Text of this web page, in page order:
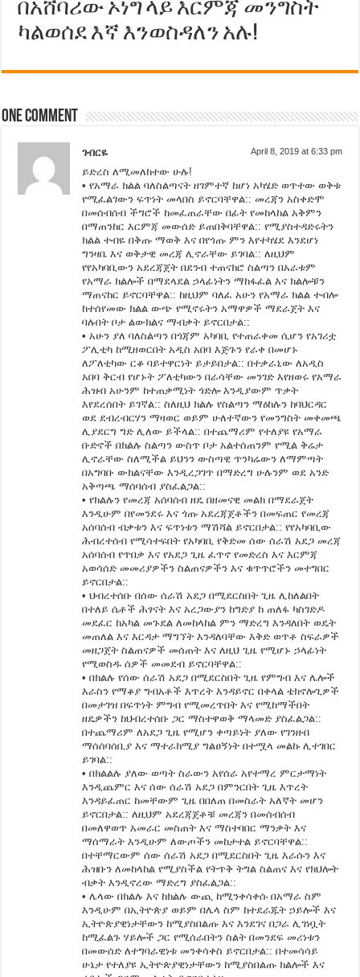
በአሸባሪው ኦነግ ላይ እርምጃ መንግስት
ካልወሰደ እኛ እንወስዳለን አሉ!
One comment
ገብርዬ April 8, 2019 at 6:33 pm
ይድረስ ለሚመለከተው ሁሉ!
• የአማራ ክልል ባለስልጣናት ዘገምተኛ ከሆነ አካሄድ ወጥተው ወቅቱ
የሚፈልገውን ፍጥነት መላበስ ይኖርባቸዋል:: መረጃን አስቀድሞ
በመሰብሰብ ችግሮች ከመፈጠራቸው በፊት የመከላከል አቅምን
በማጠንከር እርምጃ መውሰድ ይጠበቅባቸዋል:: የሚያስተዳድሩትን
ክልል ተብዬ በቅጡ ማወቅ እና በየጎጡ ምን እየተካሄደ እንደሆነ
ግንዛቤ እና ወቅታዊ መረጃ ሊኖራቸው ይገባል:: ለዚህም
የየአካባቢውን አደረጃጀት በደንብ ተጠናክሮ ስልጣን በአራቱም
የአማራ ክልሎች በማደላደል ኃላፊነትን ማከፋፈል እና ክልሎቹን
ማጠናከር ይኖርባቸዋል:: ከዚህም ባለፈ አሁን የአማራ ክልል ተብሎ
ከተሰየመው ክልል ውጭ የሚኖሩትን አማዋዎች ማደራጀት እና
ባሉበት ቦታ ልውክልና ማብቃት ይኖርበታል::
• አሁን ያለ ባለስልጣን በጎጃም አካባቢ የተጠራቀመ ሲሆን የአገሪቷ
ፖሊቲካ ከሚዘወርበት አዲስ አበባ እጅጉን የራቀ በመሆኑ
ለፖለቲካው ርቆ ባይተዋርነት ይታይበታል:: በተቃራኒው ለአዲስ
አበባ ቅርብ የሆኑት ፖለቲካውን በራሳቸው መንገድ እየዘወሩ የአማራ
ሕዝብ አሁንም ከተጠቃሚነት ጎድሎ እንዲያውም ጥቃት
እየደረሰበት ይገኛል:: ስለዚህ ክልሉ የስልጣን ማዕከሉን ከባህርዳር
ወደ ደብረብርሃን ማዛወር ወይም ሁለተኛውን የመንግስት መቀመጫ
ሊያደርግ ግድ ሊለው ይችላል:: በተጨማሪም የተለያዩ የአማራ
ቡድኖች በክልሉ ስልጣን ውስጥ ቦታ አልተሰጠንም የሚል ቅሬታ
ሊኖራቸው ስለሚችል ይህንን ውስጣዊ ጥንካሬውን ለማምጣት
በአግባቡ ውክልናቸው እንዲረጋገጥ በማድረግ ሁሉንም ወደ አንድ
አቅጣጫ ማሰባሰብ ያስፈልጋል::
• የክልሉን የመረጃ አሰባሰብ ዘዴ በዘመናዊ መልክ በማደራጀት
እንዲሁም በየመንደሩ እና ጎጡ አደረጃጀቶችን በመፍጠር የመረጃ
አሰባሰብ ብቃቱን እና ፍጥነቱን ማሽሻል ይኖርበታል:: የየአካባቢው
ሕብረተሰብ የሚሳተፍበት የአካባቢ የቅድመ ሰው ሰራሽ አደጋ መረጃ
አሰባሰብ የጥበቃ እና የአደጋ ጊዜ ፈጥኖ የመድረስ እና እርምጃ
አወሳሰድ መመሪያዎችን ስልጠናዎችን እና ቁጥጥሮችን መተግበር
ይኖርበታል::
• ህብረተሰቡ በሰው ሰራሽ አደጋ በሚደርስበት ጊዜ ሊከለልበት
በተለይ ሴቶች ሕፃናት እና አረጋውያን ከግድያ ከ ጠለፋ ካስገድዶ
መደፈር ከአካል መጉደል ለመከላከል ምን ማድረግ እንዳለበት ወዴት
መጠለል እና እርዳታ ማግኘት እንዳለባቸው እቅድ ወጥቶ ስፍራዎች
መዘጋጀት ስልጠናዎች መሰጠት እና ለዚህ ጊዜ የሚሆኑ ኃላፊነት
የሚወስዱ ሰዎች መመደብ ይኖርባቸዋል::
• በክልሉ የሰው ሰራሽ አደጋ በሚደርስበት ጊዜ የምግብ እና ሌሎች
እራስን የማቆያ ግብአቶች እጥረት እንዳይኖር በቀላል ቴክኖሎጊዎች
በመታገዝ በፍጥነት ምግብ የሚመረጥበት እና የሚከማችበት
ዘዴዎችን ከህብረተሰቡ ጋር ማስተዋወቅ ማላመድ ያስፈልጋል::
በተጨማሪም ለአደጋ ጊዜ የሚሆን ቀጣይነት ያለው የገንዘብ
ማሰሰባሰቢያ እና ማተራክሚያ ግልፀኝነት በተሟላ መልኩ ሊተገበር
ይገባል::
• በክልልሉ ያለው ወጣት ስራውን አየሰራ አየተማረ ምርታማነት
እንዲጨምር እና ሰው ሰራሽ አደጋ በምንርበት ጊዜ እጥረት
እንዳይፈጠር ከመቸውም ጊዜ በበለጠ በመስራት አለኛት መሆን
ይኖርበታል:: ለዚህም አደረጃጀቶቹ መረጃን በመሰብሰብ
በመለዋወጥ አመራር መስጠት እና ማስተባበር ማንቃት እና
ማሰማራት እንዲሁም ለውጦችን መከታተል ይኖርባቸዋል::
በተቸማርውም ሰው ሰራሽ አደጋ በሚደርስበት ጊዜ እራሱን እና
ሕዝቡን ለመከላከል የሚያስችል የትጥቅ ትግል ስልጠና እና የክህሎት
ብቃት እንዲኖረው ማድረግ ያስፈልጋል::
• ሌላው በክልሉ እና ከክልሉ ውጪ ከሚንቀሳቀሱ በአማራ ስም
እንዲሁም በኢትዮጵያ ወይም በሌላ ስም ከተደራጁት ኃይሎች እና
ኢትዮጵያዊነታቸውን ከሚያስበልጡ እና እንደገና በጋራ ሊገነቧት
ከሚፈልጉ ሃይሎች ጋር የሚሰራበትን ስልት በመንደፍ መሪነቱን
በመውሰድ ለተግባራዊነቱ መንቀሳቀስ ይኖርበታል:: በተመሳሳይ
ሁኔታ የተለያዩ ኢትዮጵያዊነታቸውን ከሚያስበልጡ ክልሎች እና